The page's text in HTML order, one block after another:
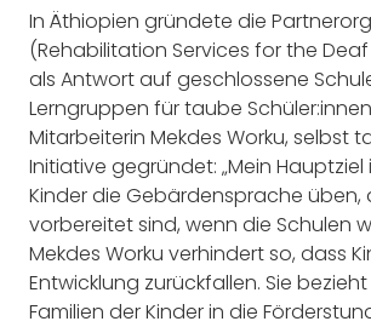
In Äthiopien gründete die
(Rehabilitation Services for the
als Antwort auf geschlossene
Lerngruppen für taube
Mitarbeiterin Mekdes Worku, selbst
Initiative gegründet: „Mein Hauptziel
Kinder die Gebärdensprache üben,
vorbereitet sind, wenn die Schulen
Mekdes Worku verhindert so, dass
Entwicklung zurückfallen. Sie
Familien der Kinder in die